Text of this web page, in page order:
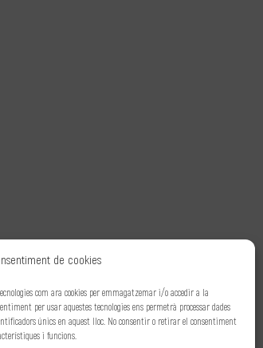
de cookies
com ara cookies per emmagatzemar i/o accedir a la
per usar aquestes tecnologies ens permetrà processar dades
únics en aquest lloc. No consentir o retirar el consentiment
i funcions.